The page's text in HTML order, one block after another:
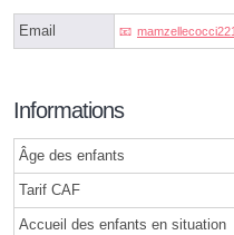
Email
Informations
Âge des enfants
Tarif CAF
Accueil des enfants en situation